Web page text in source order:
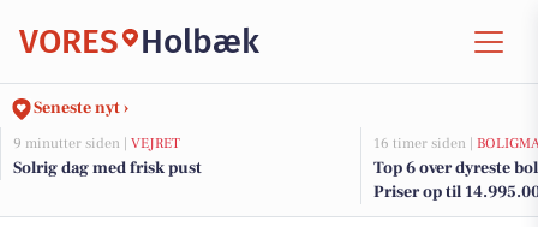
VORES Holbæk
Seneste nyt ›
9 minutter siden | VEJRET
Solrig dag med frisk pust
16 timer siden |
Top 6 over dyreste
Priser op til